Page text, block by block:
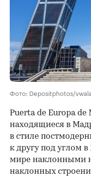
Фото: Depositphotos/
Puerta de Europa
находящиеся в
в стиле
к другу под углом
мире наклонными
наклонных